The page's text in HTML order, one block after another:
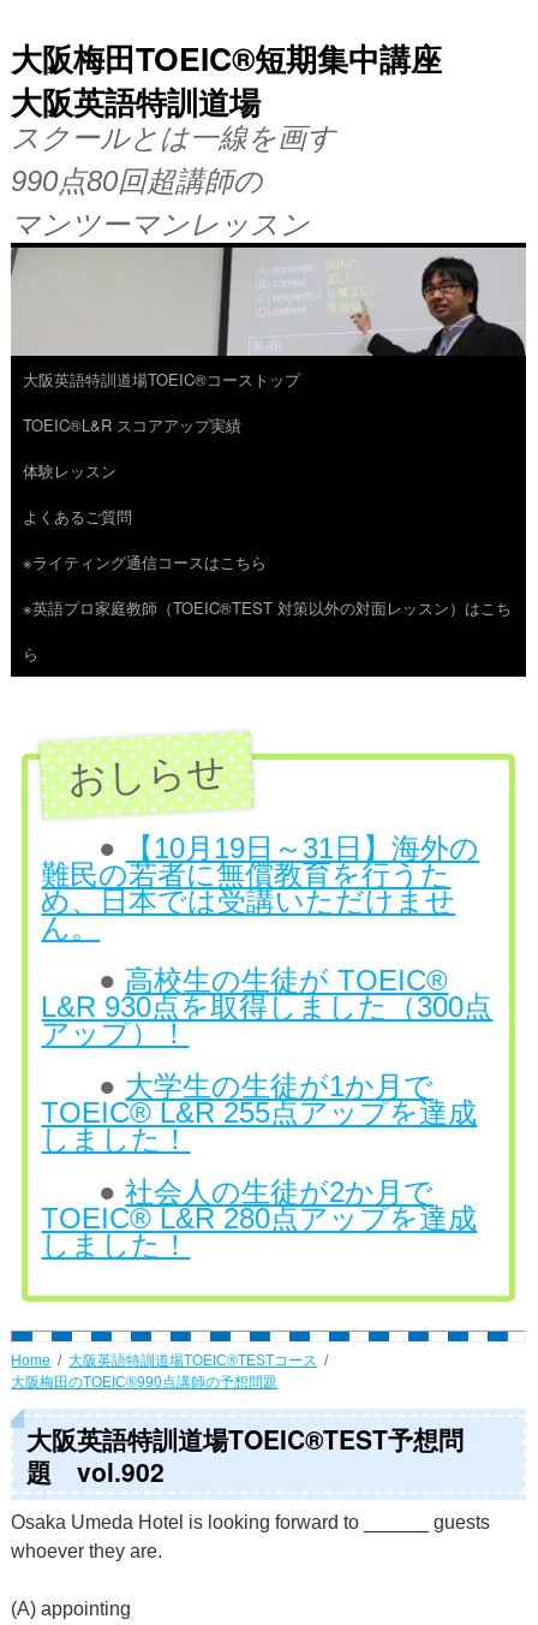
大阪梅田TOEIC®短期集中講座
大阪英語特訓道場
スクールとは一線を画す
990点80回超講師の
マンツーマンレッスン
コ
ン
テ
ン
ツ
へ
ス
大阪英語特訓道場TOEIC®コーストップ
TOEIC®L&R スコアアップ実績
体験レッスン
よくあるご質問
※ライティング通信コースはこちら
※英語プロ家庭教師（TOEIC®TEST 対策以外の対面レッスン）はこち
ら
●
【10月19日～31日】海外の
難民の若者に無償教育を行うた
め、日本では受講いただけませ
ん。
● 高校生の生徒が TOEIC®
L&R 930点を取得しました（300点
アップ）！
● 大学生の生徒が1か月で
TOEIC® L&R 255点アップを達成
しました！
●社会人の生徒が2か月で
TOEIC® L&R 280点アップを達成
しました！
Home
大阪英語特訓道場TOEIC®TESTコース
大阪梅田のTOEIC®990点講師の予想問題
大阪英語特訓道場TOEIC®TEST予想問
題 vol.902
Osaka Umeda Hotel is looking forward to ______ guests
whoever they are.
(A) appointing